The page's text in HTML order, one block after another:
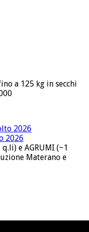
a 125 kg in secchi
2026
e AGRUMI (~1
Materano e